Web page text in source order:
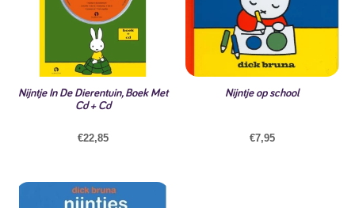
Nijntje In De Dierentuin, Boek Met
Cd + Cd
€22,85
Nijntje op school
€7,95